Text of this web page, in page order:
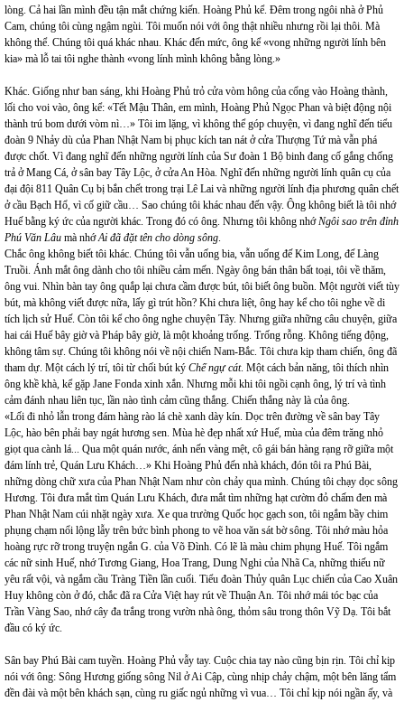
lòng. Cả hai lần mình đều tận mắt chứng kiến. Hoàng Phủ kể. Đêm trong ngôi nhà ở Phủ
Cam, chúng tôi cùng ngậm ngùi. Tôi muốn nói với ông thật nhiều nhưng rồi lại thôi. Mà
không thể. Chúng tôi quá khác nhau. Khác đến mức, ông kể «vong những người lính bên
kia» mà lỗ tai tôi nghe thành «vong lính mình không bằng lòng.»
Khác. Giống như ban sáng, khi Hoàng Phủ trỏ cửa vòm hông của cổng vào Hoàng thành,
lối cho voi vào, ông kể: «Tết Mậu Thân, em mình, Hoàng Phủ Ngọc Phan và biệt động nội
thành trú bom dưới vòm nì…» Tôi im lặng, vì không thể góp chuyện, vì đang nghĩ đến tiểu
đoàn 9 Nhảy dù của Phan Nhật Nam bị phục kích tan nát ở cửa Thượng Tứ mà vẫn phá
được chốt. Vì đang nghĩ đến những người lính của Sư đoàn 1 Bộ binh đang cố gắng chống
trả ở Mang Cá, ở sân bay Tây Lộc, ở cửa An Hòa. Nghĩ đến những người lính quân cụ của
đại đội 811 Quân Cụ bị bắn chết trong trại Lê Lai và những người lính địa phương quân chết
ở cầu Bạch Hổ, vì cố giữ cầu… Sao chúng tôi khác nhau đến vậy. Ông không biết là tôi nhớ
Huế bằng ký ức của người khác. Trong đó có ông. Nhưng tôi không nhớNgôi sao trên đỉnh
Phú Văn Lâu mà nhớAi đã đặt tên cho dòng sông.
Chắc ông không biết tôi khác. Chúng tôi vẫn uống bia, vẫn uống đế Kim Long, đế Làng
Truồi. Ánh mắt ông dành cho tôi nhiều cảm mến. Ngày ông bán thân bất toại, tôi về thăm,
ông vui. Nhìn bàn tay ông quắp lại chưa cầm được bút, tôi biết ông buồn. Một người viết tùy
bút, mà không viết được nữa, lấy gì trút hồn? Khi chưa liệt, ông hay kể cho tôi nghe về di
tích lịch sử Huế. Còn tôi kể cho ông nghe chuyện Tây. Nhưng giữa những câu chuyện, giữa
hai cái Huế bây giờ và Pháp bây giờ, là một khoảng trống. Trống rỗng. Không tiếng động,
không tâm sự. Chúng tôi không nói về nội chiến Nam-Bắc. Tôi chưa kịp tham chiến, ông đã
tham dự. Một cách lý trí, tôi từ chối bút ký Chế ngự cát. Một cách bản năng, tôi thích nhìn
ông khề khà, kể gặp Jane Fonda xinh xắn. Nhưng mỗi khi tôi ngồi cạnh ông, lý trí và tình
cảm đánh nhau liên tục, lần nào tình cảm cũng thắng. Chiến thắng này là của ông.
«Lối đi nhỏ lẫn trong đám hàng rào lá chè xanh dày kín. Dọc trên đường về sân bay Tây
Lộc, hào bên phải bay ngát hương sen. Mùa hè đẹp nhất xứ Huế, mùa của đêm trăng nhỏ
giọt qua cành lá... Qua một quán nước, ánh nến vàng mệt, cô gái bán hàng rạng rỡ giữa một
đám lính trẻ, Quán Lưu Khách…» Khi Hoàng Phủ đến nhà khách, đón tôi ra Phú Bài,
những dòng chữ xưa của Phan Nhật Nam như còn chảy qua mình. Chúng tôi chạy dọc sông
Hương. Tôi đưa mắt tìm Quán Lưu Khách, đưa mắt tìm những hạt cườm đỏ chấm đen mà
Phan Nhật Nam cúi nhặt ngày xưa. Xe qua trường Quốc học gạch son, tôi ngắm bầy chim
phụng chạm nổi lộng lẫy trên bức bình phong to vẽ hoa văn sát bờ sông. Tôi nhớ màu hỏa
hoàng rực rỡ trong truyện ngắn G. của Võ Đình. Có lẽ là màu chim phụng Huế. Tôi ngắm
các nữ sinh Huế, nhớ Tương Giang, Hoa Trang, Dung Nghi của Nhã Ca, những thiếu nữ
yêu rất vội, và ngắm cầu Tràng Tiền lần cuối. Tiểu đoàn Thủy quân Lục chiến của Cao Xuân
Huy không còn ở đó, chắc đã ra Cửa Việt hay rút về Thuận An. Tôi nhớ mái tóc bạc của
Trần Vàng Sao, nhớ cây đa trắng trong vườn nhà ông, thỏm sâu trong thôn Vỹ Dạ. Tôi bắt
đầu có ký ức.
Sân bay Phú Bài cam tuyền. Hoàng Phủ vẫy tay. Cuộc chia tay nào cũng bịn rịn. Tôi chỉ kịp
nói với ông: Sông Hương giống sông Nil ở Ai Cập, cùng nhịp chảy chậm, một bên lăng tẩm
đền đài và một bên khách sạn, cùng ru giấc ngủ những vì vua… Tôi chỉ kịp nói ngần ấy, và